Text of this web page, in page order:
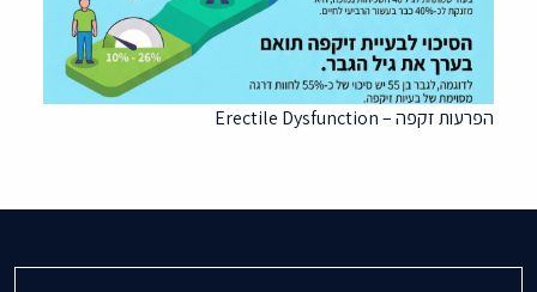
הפרעות זקפה – Erectile Dysfunction